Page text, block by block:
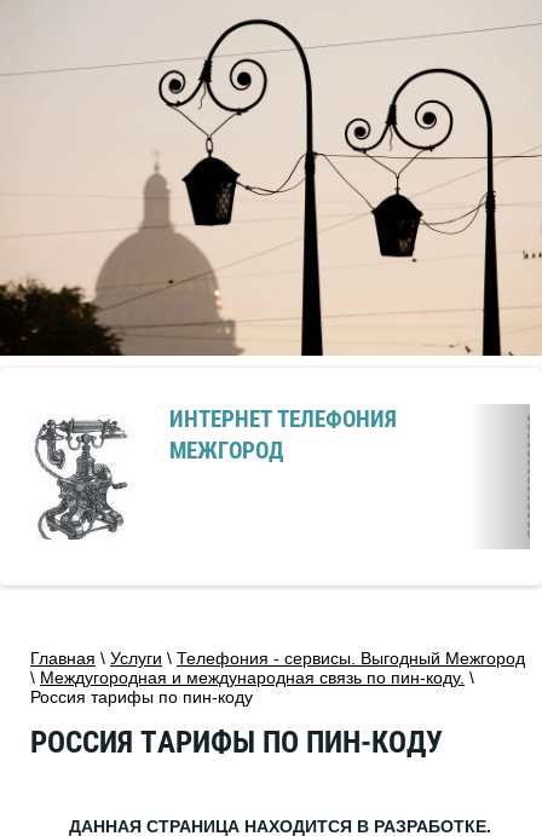
ИНТЕРНЕТ ТЕЛЕФОНИЯ
МЕЖГОРОД
Главная \ Услуги \ Телефония - сервисы. Выгодный Межгород
\ Междугородная и международная связь по пин-коду. \
Россия тарифы по пин-коду
РОССИЯ ТАРИФЫ ПО ПИН-КОДУ
ДАННАЯ СТРАНИЦА НАХОДИТСЯ В РАЗРАБОТКЕ.